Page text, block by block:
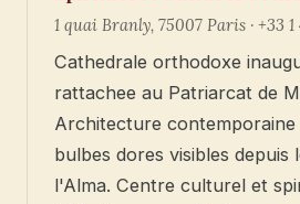
1 quai Branly, 75007 Paris · +33
Cathedrale orthodoxe
rattachee au Patriarcat de
Architecture contemporaine
bulbes dores visibles depuis
l'Alma. Centre culturel et